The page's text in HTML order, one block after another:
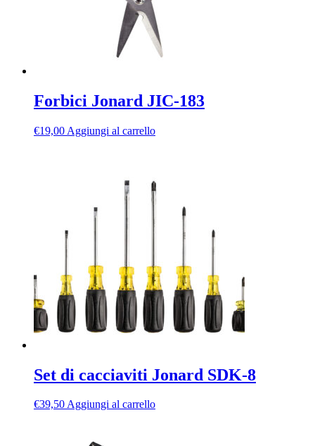
Forbici Jonard JIC-183
€19,00 Aggiungi al carrello
Set di cacciaviti Jonard SDK-8
€39,50Aggiungi al carrello